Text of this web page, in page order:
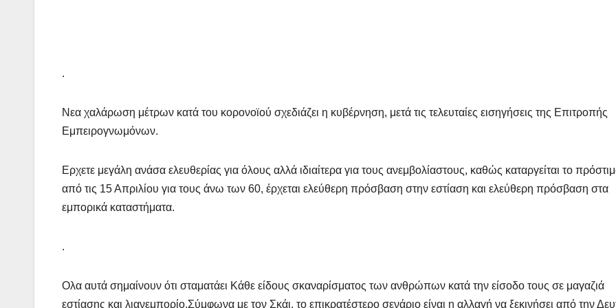
.
Νεα χαλάρωση μέτρων κατά του κορονοϊού σχεδιάζει η κυβέρνηση, μετά τις τελευταίες εισηγήσεις της Επιτροπής
Εμπειρογνωμόνων.
Ερχετε μεγάλη ανάσα ελευθερίας για όλους αλλά ιδιαίτερα για τους ανεμβολίαστους, καθώς καταργείται το
από τις 15 Απριλίου για τους άνω των 60, έρχεται ελεύθερη πρόσβαση στην εστίαση και ελεύθερη πρόσβαση στα
εμπορικά καταστήματα.
.
Ολα αυτά σημαίνουν ότι σταματάει Κάθε είδους σκαναρίσματος των ανθρώπων κατά την είσοδο τους σε μαγαζιά
εστίασης και λιανεμπορίο.Σύμφωνα με τον Σκάι, το επικρατέστερο σενάριο είναι η αλλαγή να ξεκινήσει από την